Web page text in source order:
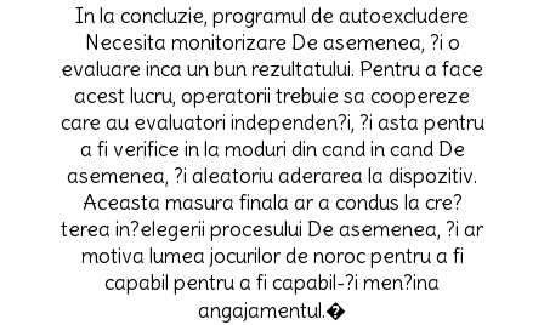
In la concluzie, programul de autoexcludere
Necesita monitorizare De asemenea, ?i o
evaluare inca un bun rezultatului. Pentru a face
acest lucru, operatorii trebuie sa coopereze
care au evaluatori independen?i, ?i asta pentru
a fi verifice in la moduri din cand in cand De
asemenea, ?i aleatoriu aderarea la dispozitiv.
Aceasta masura finala ar a condus la cre?
terea in?elegerii procesului De asemenea, ?i ar
motiva lumea jocurilor de noroc pentru a fi
capabil pentru a fi capabil-?i men?ina
angajamentul.�